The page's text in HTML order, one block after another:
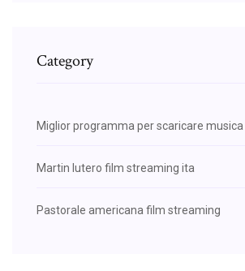
Category
Miglior programma per scaricare musica
Martin lutero film streaming ita
Pastorale americana film streaming